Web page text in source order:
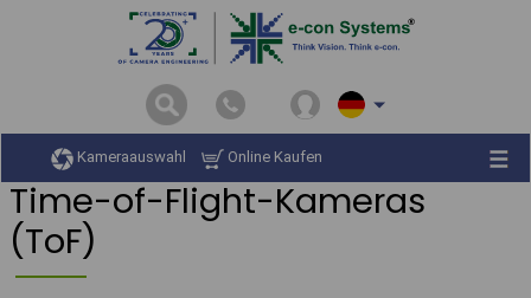
Kameraauswahl Online Kaufen
Startseite 3D-Tiefenkameras
Time-of-Flight-Kameras
(ToF)